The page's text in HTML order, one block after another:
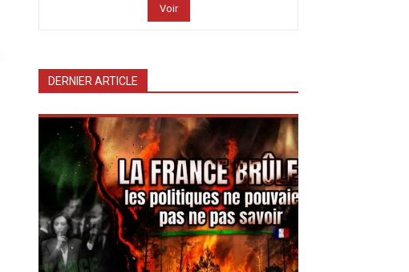
Voir
DERNIER ARTICLE